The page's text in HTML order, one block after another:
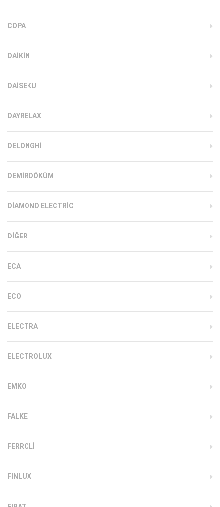
COPA
DAIKIN
DAISEKU
DAYRELAX
DELONGHI
DEMIRDÖKÜM
DIAMOND ELECTRIC
DIĞER
ECA
ECO
ELECTRA
ELECTROLUX
EMKO
FALKE
FERROLI
FINLUX